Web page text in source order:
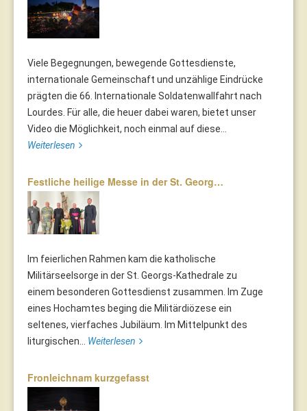
Viele Begegnungen, bewegende Gottesdienste,
internationale Gemeinschaft und unzählige Eindrücke
prägten die 66. Internationale Soldatenwallfahrt nach
Lourdes. Für alle, die heuer dabei waren, bietet unser
Video die Möglichkeit, noch einmal auf diese...
Weiterlesen
Festliche heilige Messe in der St. Georg…
Im feierlichen Rahmen kam die katholische
Militärseelsorge in der St. Georgs-Kathedrale zu
einem besonderen Gottesdienst zusammen. Im Zuge
eines Hochamtes beging die Militärdiözese ein
seltenes, vierfaches Jubiläum. Im Mittelpunkt des
liturgischen... Weiterlesen
Fronleichnam kurzgefasst